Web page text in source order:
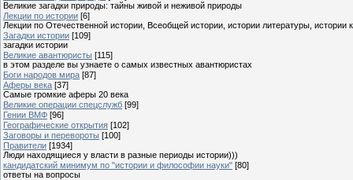
Великие загадки природы: тайны живой и неживой природы
Лекции по истории [6]
Лекции по Отечественной истории, Всеобщей истории, истории литературы, истории
Загадки истории [109]
загадки истории
Великие авантюристы [115]
в этом разделе вы узнаете о самых известных авантюристах
Боги народов мира [87]
Аферы века [37]
Самые громкие аферы 20 века
Великие операции спецслужб [99]
Гении ВМФ [96]
Географические открытия [102]
Заговоры и перевороты [100]
Правители [1934]
Люди находящиеся у власти в разные периоды истории)))
кандидатский минимум по "истории и философии науки" [80]
ответы на вопросы